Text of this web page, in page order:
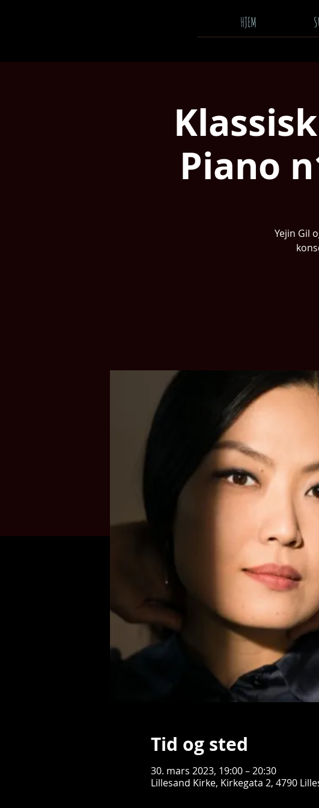
HJEM
Piano
Yejin Gil
Tid og sted
30. mars 2023, 19:00 – 20:30
Lillesand Kirke, Kirkegata 2, 4790